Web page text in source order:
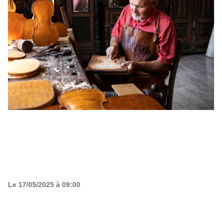
Le 17/05/2025 à 09:00